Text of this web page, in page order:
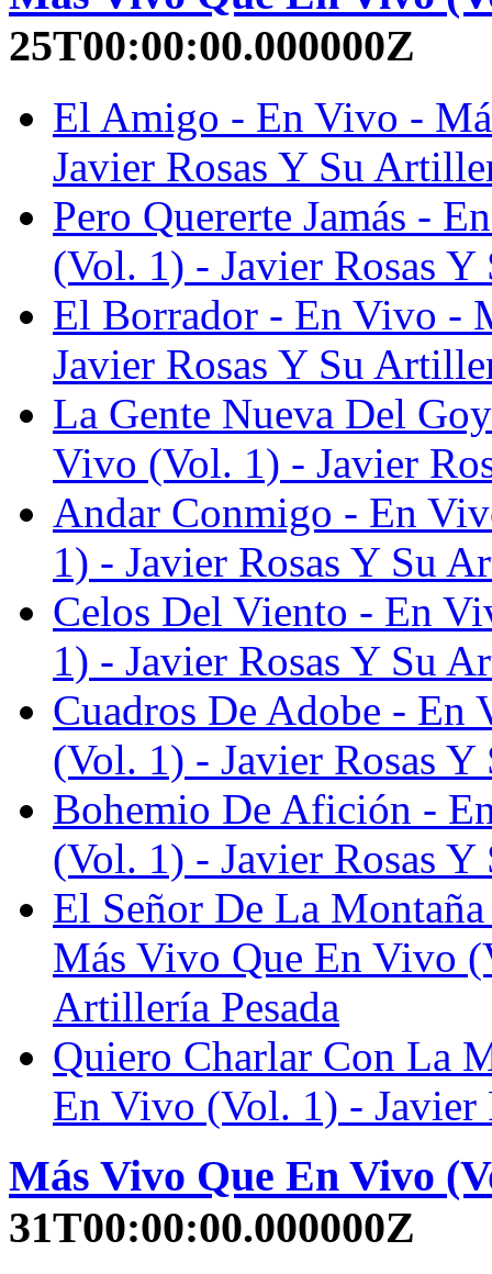
25T00:00:00.000000Z
El Amigo - En Vivo -
Javier Rosas Y Su
Pero Quererte Jamás -
(Vol. 1) - Javier Rosas
El Borrador - En Vivo -
Javier Rosas Y Su
La Gente Nueva Del
Vivo (Vol. 1) - Javier
Andar Conmigo - En
1) - Javier Rosas Y Su
Celos Del Viento - En
1) - Javier Rosas Y Su
Cuadros De Adobe -
(Vol. 1) - Javier Rosas
Bohemio De Afición -
(Vol. 1) - Javier Rosas
El Señor De La
Más Vivo Que En Vivo
Artillería Pesada
Quiero Charlar Con La
En Vivo (Vol. 1) - Javier
Más Vivo Que En Vivo
31T00:00:00.000000Z